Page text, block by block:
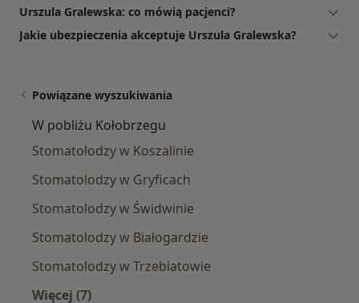
Urszula Gralewska: co mówią pacjenci?
Jakie ubezpieczenia akceptuje Urszula Gralewska?
Powiązane wyszukiwania
W pobliżu Kołobrzegu
Stomatolodzy w Koszalinie
Stomatolodzy w Gryficach
Stomatolodzy w Świdwinie
Stomatolodzy w Białogardzie
Stomatolodzy w Trzebiatowie
Więcej (7)